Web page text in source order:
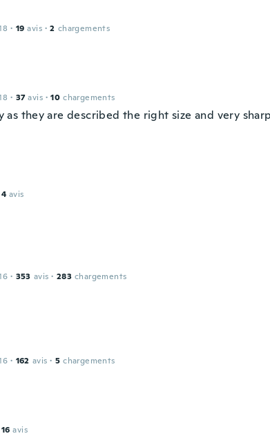
· 19 avis · 2 chargements
· 37 avis · 10 chargements
as they are described the right size and very
4 avis
· 353 avis · 283 chargements
· 162 avis · 5 chargements
16 avis